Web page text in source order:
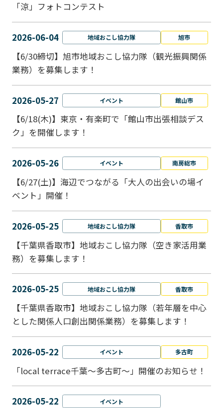
「涼」フォトコンテスト
2026-06-04 地域おこし協力隊 旭市
【6/30締切】旭市地域おこし協力隊（観光振興関係
業務）を募集します！
2026-05-27 イベント 館山市
【6/18(木)】東京・有楽町で「館山市出張相談デス
ク」を開催します！
2026-05-26 イベント 南房総市
【6/27(土)】海辺でつながる「大人の出会いの場イ
ベント」開催！
2026-05-25 地域おこし協力隊 香取市
【千葉県香取市】地域おこし協力隊（空き家活用業
務）を募集します！
2026-05-25 地域おこし協力隊 香取市
【千葉県香取市】地域おこし協力隊（若年層を中心
とした関係人口創出関係業務）を募集します！
2026-05-22 イベント 多古町
「local terrace千葉～多古町～」開催のお知らせ！
2026-05-22 イベント